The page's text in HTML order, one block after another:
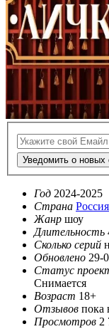
Уведомить о новых
Год 2024-2025
Страна Россия
Жанр шоу
Длительность
Сколько серий
Обновлено 29-
Статус
Снимается
Возраст 18+
Отзывов пока
Просмотров 2